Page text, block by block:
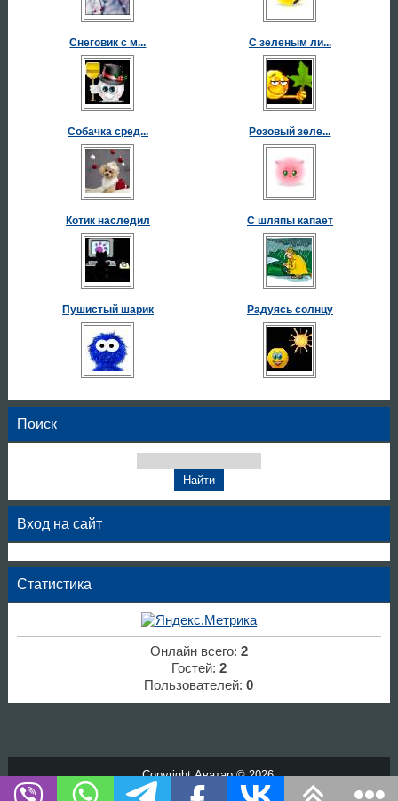
Снеговик с м... С зеленым ли...
Собачка сред... Розовый зеле...
Котик наследил С шляпы капает
Пушистый шарик Радуясь солнцу
Поиск
Вход на сайт
Статистика
Онлайн всего: 2
Гостей: 2
Пользователей:0
Copyright Аватар © 2026
Хостинг от
uCoz